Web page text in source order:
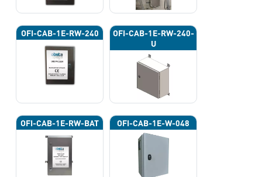
OFI-CAB-1E-RW-240
OFI-CAB-1E-RW-240-
U
OFI-CAB-1E-RW-BAT OFI-CAB-1E-W-048